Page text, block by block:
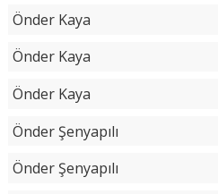
Önder Kaya
Önder Kaya
Önder Kaya
Önder Şenyapılı
Önder Şenyapılı